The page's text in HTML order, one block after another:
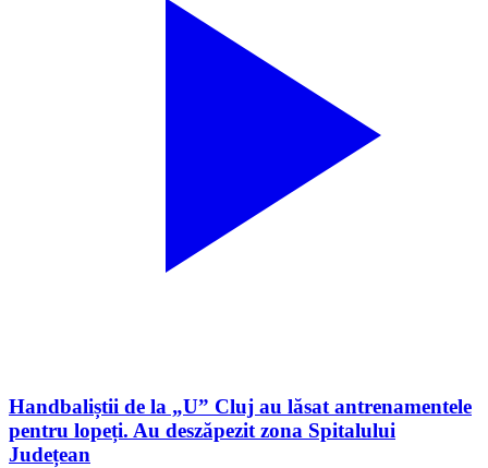
Handbaliștii de la „U” Cluj au lăsat antrenamentele
pentru lopeți. Au deszăpezit zona Spitalului
Județean